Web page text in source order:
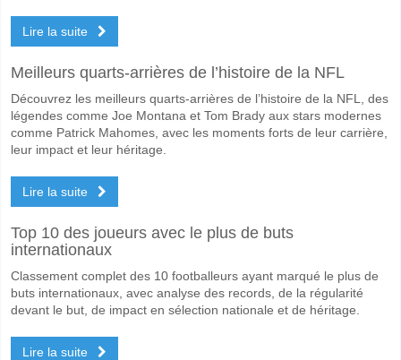
Oui pour Les Deux Équipes Marquent, avec un pourcentage de 53%.
Quel sera le résultat correct attendu entre Nautico v
Sur le côté risqué, vous pouvez essayer le Résultat Correct de 2-1
Lire la suite
Meilleurs quarts-arrières de l’histoire de la NFL
Découvrez les meilleurs quarts-arrières de l’histoire de la NFL, des
légendes comme Joe Montana et Tom Brady aux stars modernes
comme Patrick Mahomes, avec les moments forts de leur carrière,
leur impact et leur héritage.
Lire la suite
Top 10 des joueurs avec le plus de buts
internationaux
Classement complet des 10 footballeurs ayant marqué le plus de
buts internationaux, avec analyse des records, de la régularité
devant le but, de impact en sélection nationale et de héritage.
Lire la suite